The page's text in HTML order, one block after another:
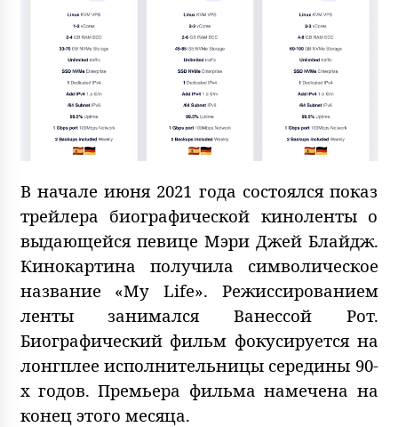
В начале июня 2021 года состоялся показ
трейлера биографической киноленты о
выдающейся певице Мэри Джей Блайдж.
Кинокартина получила символическое
название «My Life». Режиссированием
ленты занимался Ванессой Рот.
Биографический фильм фокусируется на
лонгплее исполнительницы середины 90-
х годов. Премьера фильма намечена на
конец этого месяца.